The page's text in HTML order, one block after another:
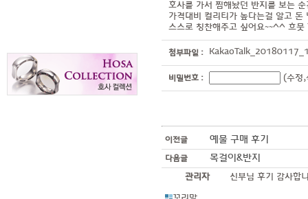
호사를 가서 찜해놨던 반지를 보는
가격대비 컬리티가 높다는걸 알고
스스로 칭찬해주고 싶어요~~^^ 흐
첨부파일 :
비밀번호 : (수정,
이전글 예물 구매 후기
다음글 목걸이&반지
관리자 신부님 후기 감사합